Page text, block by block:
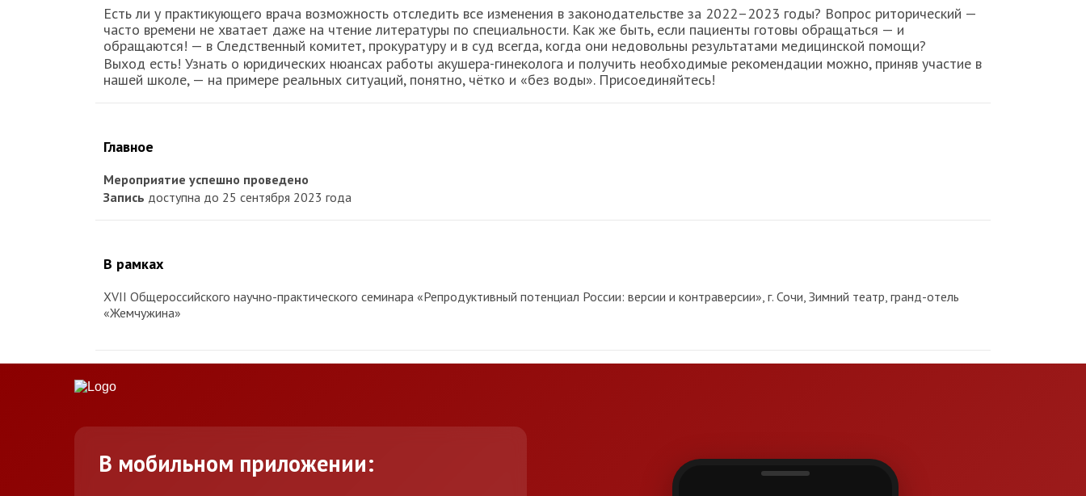
Есть ли у практикующего врача возможность отследить все изменения в законодательстве за 2022–2023 годы? Вопрос риторический —
часто времени не хватает даже на чтение литературы по специальности. Как же быть, если пациенты готовы обращаться — и
обращаются! — в Следственный комитет, прокуратуру и в суд всегда, когда они недовольны результатами медицинской помощи?
Выход есть! Узнать о юридических нюансах работы акушера-гинеколога и получить необходимые рекомендации можно, приняв участие в
нашей школе, — на примере реальных ситуаций, понятно, чётко и «без воды». Присоединяйтесь!
Главное
Мероприятие успешно проведено
Запись доступна до 25 сентября 2023 года
В рамках
XVII Общероссийского научно-практического семинара «Репродуктивный потенциал России: версии и контраверсии», г. Сочи, Зимний театр, гранд-отель
«Жемчужина»
В мобильном приложении: